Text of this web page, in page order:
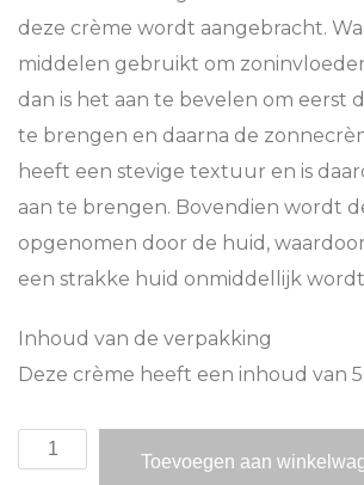
deze crème wordt aangebracht.
middelen gebruikt om
dan is het aan te bevelen om eerst
te brengen en daarna de
heeft een stevige textuur en is
aan te brengen. Bovendien wordt
opgenomen door de huid,
een strakke huid onmiddellijk
Inhoud van de verpakking
Deze crème heeft een inhoud van
Mesoestetic
Toevoegen aan